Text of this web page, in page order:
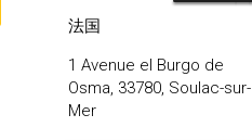
法国
1 Avenue el Burgo de
Osma, 33780, Soulac-sur-
Mer